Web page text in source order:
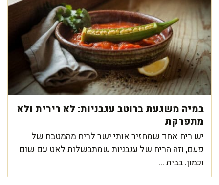
במיה משגעת ברוטב עגבניות: לא רירית ולא
מתפרקת
יש ריח אחד שמחזיר אותי ישר לריח מהמטבח של
פעם, וזה הריח של עגבניות שמתבשלות לאט עם שום
וכמון. בבית ...